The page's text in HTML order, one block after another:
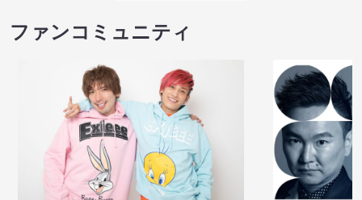
ファンコミュニティ